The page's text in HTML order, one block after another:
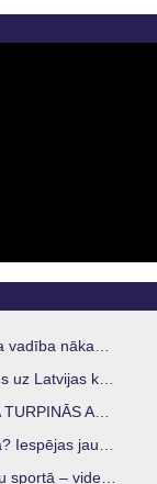
gadu termiņam
kamaniņu sportu
STARPSEZONĀ
visos reģionos
sportistu paaudze